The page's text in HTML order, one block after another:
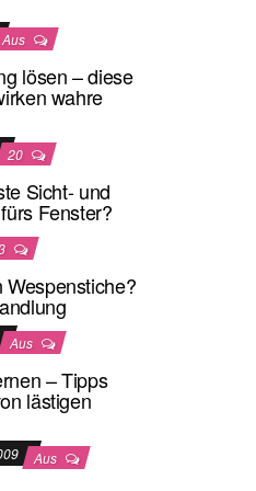
Aus
lösen – diese
wahre
20
Sicht- und
Fenster?
Aus
– Tipps
lästigen
Aus